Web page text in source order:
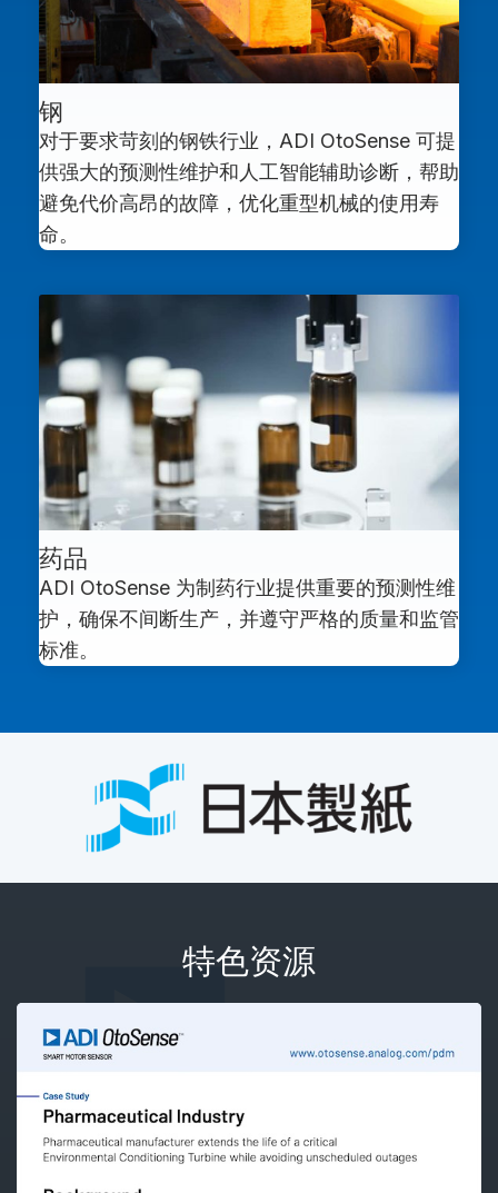
钢
对于要求苛刻的钢铁行业，ADI OtoSense 可提
供强大的预测性维护和人工智能辅助诊断，帮助
避免代价高昂的故障，优化重型机械的使用寿
命。
药品
ADI OtoSense 为制药行业提供重要的预测性维
护，确保不间断生产，并遵守严格的质量和监管
标准。
特色资源